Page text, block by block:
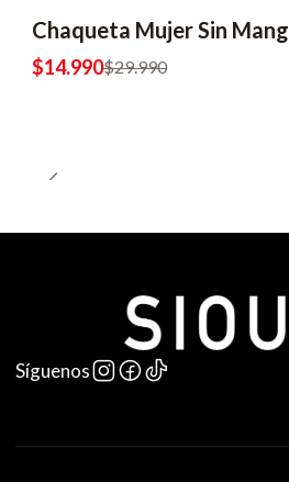
-50% OFF
Chaqueta Mujer Sin
$14.990$29.990
Síguenos